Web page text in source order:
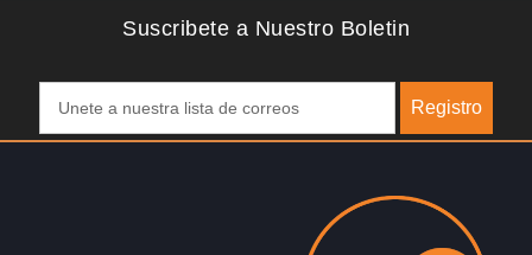
Suscribete a Nuestro Boletin
Registro